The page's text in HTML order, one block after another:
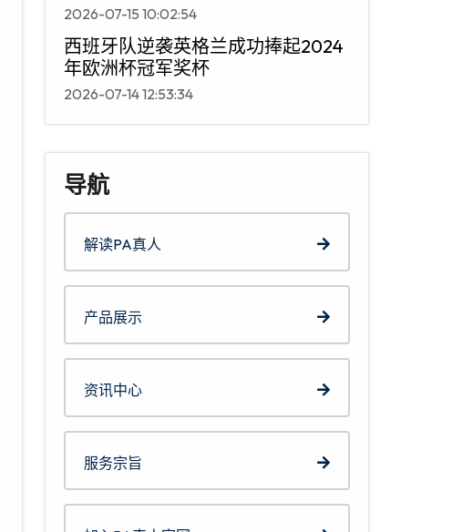
2026-07-15 10:02:54
西班牙队逆袭英格兰成功捧起2024
年欧洲杯冠军奖杯
2026-07-14 12:53:34
导航
解读PA真人
产品展示
资讯中心
服务宗旨